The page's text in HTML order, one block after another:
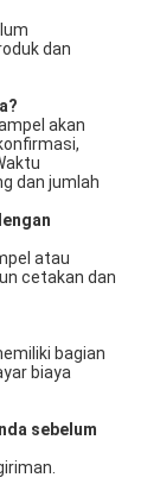
dan
akan
dan jumlah
atau
cetakan dan
bagian
biaya
sebelum